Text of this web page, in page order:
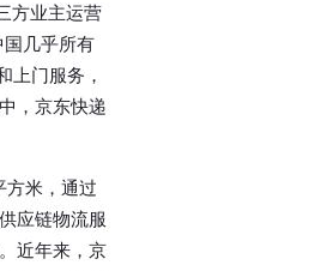
方业主运营
几乎所有
上门服务，
，京东快递
方米，通过
应链物流服
近年来，京